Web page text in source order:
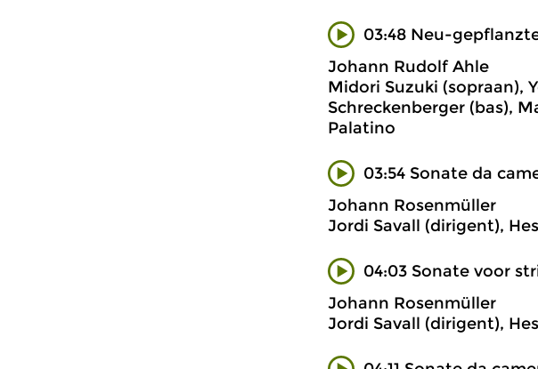
03:48 Neu-
Johann Rudolf Ahle
Midori Suzuki (sopraan),
Schreckenberger (bas),
Palatino
03:54 Sonate da
Johann Rosenmüller
Jordi Savall (dirigent),
04:03 Sonate voor
Johann Rosenmüller
Jordi Savall (dirigent),